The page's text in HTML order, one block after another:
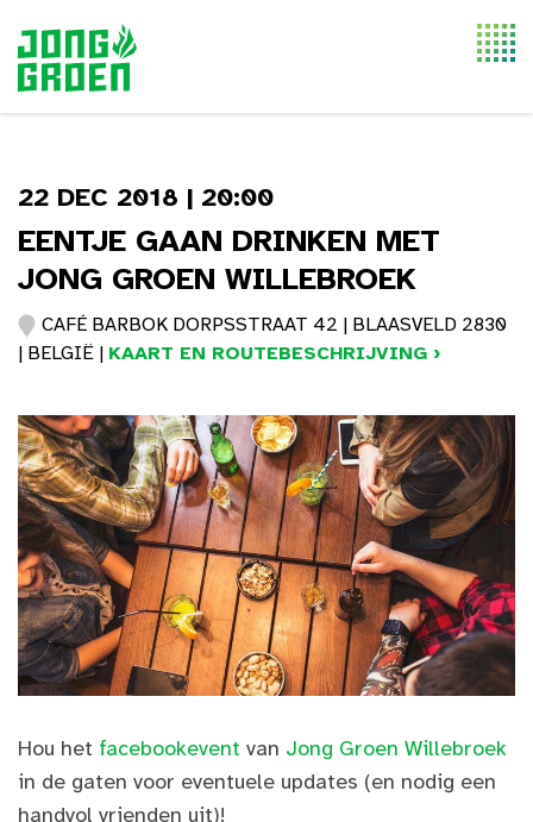
22 DEC 2018 | 20:00
EENTJE GAAN DRINKEN MET
JONG GROEN WILLEBROEK
CAFÉ BARBOK DORPSSTRAAT 42 | BLAASVELD 2830
| BELGIË | KAART EN ROUTEBESCHRIJVING ›
Hou het facebookevent van Jong Groen Willebroek
in de gaten voor eventuele updates (en nodig een
handvol vrienden uit)!